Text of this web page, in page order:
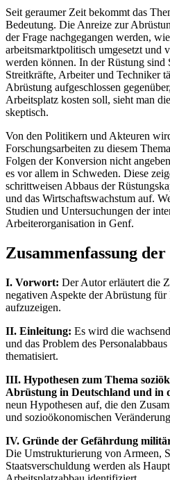
Seit geraumer Zeit bekommt das
Bedeutung. Die Anreize zur
der Frage nachgegangen werden,
arbeitsmarktpolitisch umgesetzt und
werden können. In der Rüstung
Streitkräfte, Arbeiter und Techniker
Abrüstung aufgeschlossen
Arbeitsplatz kosten soll, sieht man
skeptisch.
Von den Politikern und Akteuren
Forschungsarbeiten zu diesem
Folgen der Konversion nicht
es vor allem in Schweden. Diese
schrittweisen Abbaus der
und das Wirtschaftswachstum auf.
Studien und Untersuchungen der
Arbeiterorganisation in Genf.
Zusammenfassung
I. Vorwort: Der Autor erläutert die
negativen Aspekte der Abrüstung für
aufzuzeigen.
II. Einleitung: Es wird die
und das Problem des
thematisiert.
III. Hypothesen zum Thema
Abrüstung in Deutschland und in
neun Hypothesen auf, die den
und sozioökonomischen
IV. Gründe der Gefährdung
Die Umstrukturierung von Armeen,
Staatsverschuldung werden als